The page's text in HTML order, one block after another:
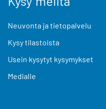
Neuvonta ja tietopalvelu
Kysy tilastoista
Usein kysytyt kysymykset
Medialle